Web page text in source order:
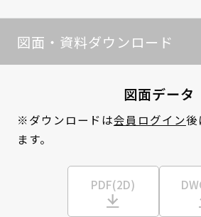
図面・資料ダウンロード
図面データ
※ダウンロードは会員ログイン後
ます。
PDF(2D)